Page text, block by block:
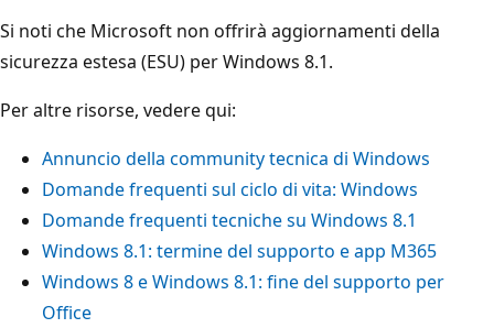
Si noti che Microsoft non offrirà aggiornamenti della
sicurezza estesa (ESU) per Windows 8.1.
Per altre risorse, vedere qui:
Annuncio della community tecnica di Windows
Domande frequenti sul ciclo di vita: Windows
Domande frequenti tecniche su Windows 8.1
Windows 8.1: termine del supporto e app M365
Windows 8 e Windows 8.1: fine del supporto per
Office